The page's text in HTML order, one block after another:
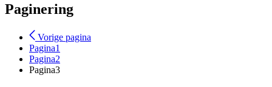
Paginering
Vorige pagina
Pagina1
Pagina2
Pagina3